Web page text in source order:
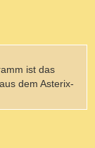
ist das
dem Asterix-